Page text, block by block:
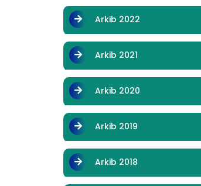
Arkib 2022
Arkib 2021
Arkib 2020
Arkib 2019
Arkib 2018